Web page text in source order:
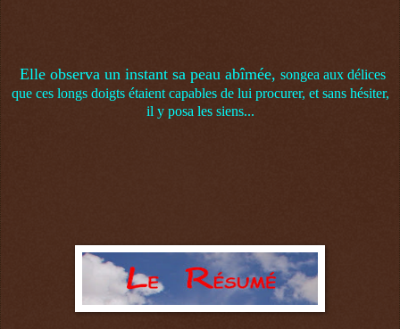
Elle observa un instant sa peau abîmée, songea aux délices
que ces longs doigts étaient capables de lui procurer, et sans hésiter,
il y posa les siens...